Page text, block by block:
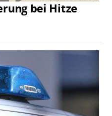
bei Hitze